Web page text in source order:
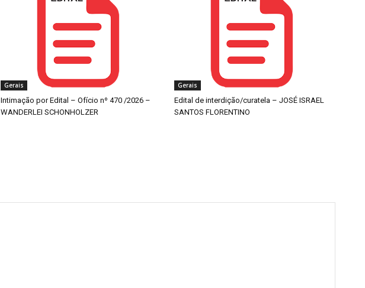
Gerais
Intimação por Edital – Ofício nº 470 /2026 –
WANDERLEI SCHONHOLZER
Gerais
Edital de interdição/curatela – JOSÉ ISRAEL
SANTOS FLORENTINO